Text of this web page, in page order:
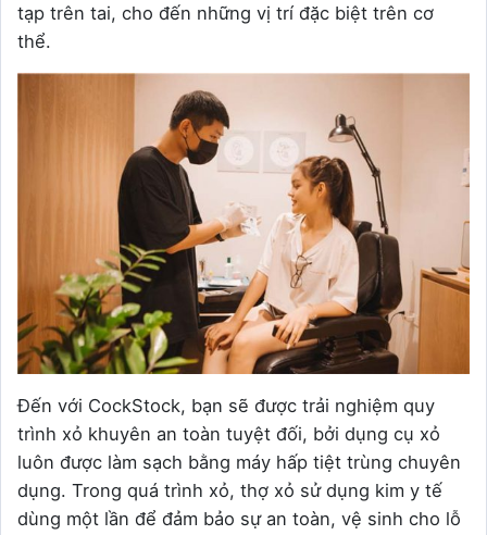
tạp trên tai, cho đến những vị trí đặc biệt trên cơ
thể.
Đến với CockStock, bạn sẽ được trải nghiệm quy
trình xỏ khuyên an toàn tuyệt đối, bởi dụng cụ xỏ
luôn được làm sạch bằng máy hấp tiệt trùng chuyên
dụng. Trong quá trình xỏ, thợ xỏ sử dụng kim y tế
dùng một lần để đảm bảo sự an toàn, vệ sinh cho lỗ